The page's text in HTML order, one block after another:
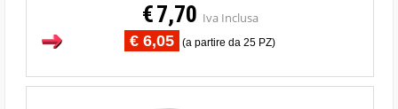
€7,70 Iva Inclusa
€ 6,05 (a partire da 25 PZ)